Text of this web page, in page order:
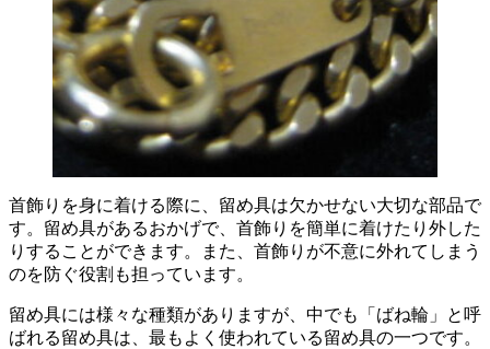
首飾りを身に着ける際に、留め具は欠かせない大切な部品で
す。 留め具があるおかげで、首飾りを簡単に着けたり外した
りすることができます。また、首飾り が不意に外れてしまう
のを防ぐ役割 も担っています。
留め具には様々な種類がありますが、中でも「ばね輪」と呼
ばれる留め具は、最もよく使われている留め具の一つです。